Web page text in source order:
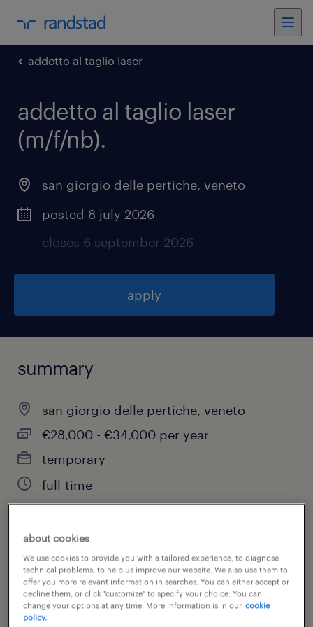
addetto al taglio laser
addetto al taglio laser
(m/f/nb).
san giorgio delle pertiche, veneto
posted 8 july 2026
closes 6 september 2026
apply
summary
san giorgio delle pertiche, veneto
€28,000 - €34,000 per year
temporary
full-time
other
about cookies
We use cookies to provide you with a tailored experience, to diagnose
technical problems, to help us improve our website. We also use them to
offer you more relevant information in searches. You can either accept or
decline them, or click "customize" to specify your choice. You can
change your options at any time. More information is in our cookie
policy.